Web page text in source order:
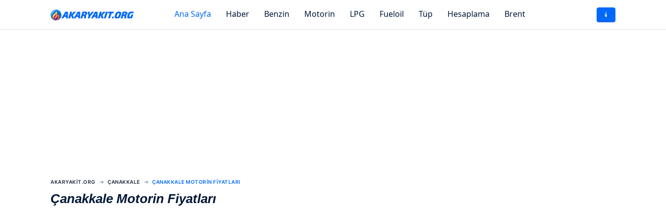
Ana Sayfa Haber Benzin Motorin LPG Fueloil Tüp Hesaplama Brent 🕯️
AKARYAKIT.ORG ÇANAKKALE ÇANAKKALE MOTORIN FIYATLARI
Çanakkale Motorin Fiyatları